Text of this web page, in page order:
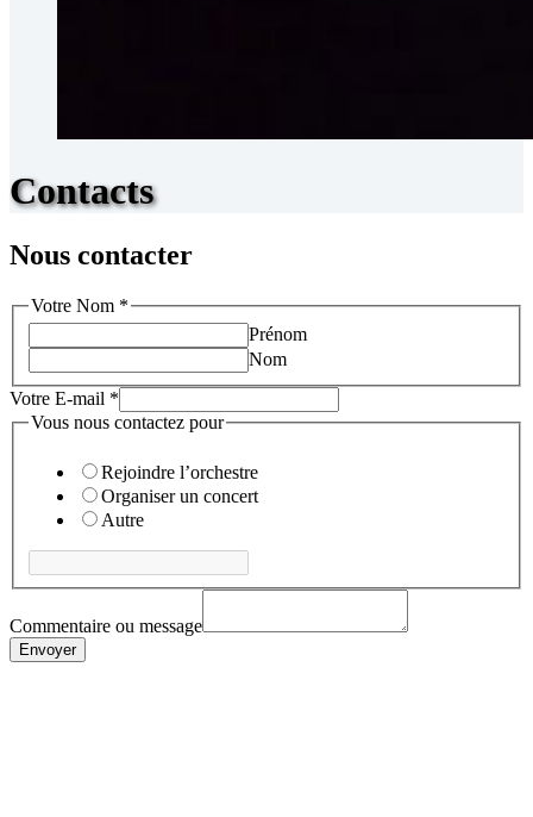
Contacts
Nous contacter
Votre Nom *
Prénom
Nom
Votre E-mail *
Vous nous contactez pour
Rejoindre l’orchestre
Organiser un concert
Autre
Votre
message
Commentaire ou message
Envoyer